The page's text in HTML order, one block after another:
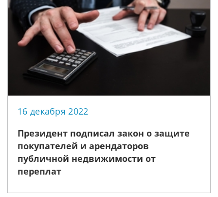
16 декабря 2022
Президент подписал закон о защите
покупателей и арендаторов
публичной недвижимости от
переплат